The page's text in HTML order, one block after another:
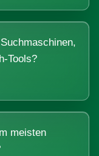
Tools?
meisten